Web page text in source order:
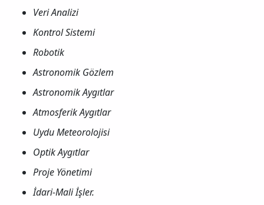
Veri Analizi
Kontrol Sistemi
Robotik
Astronomik Gözlem
Astronomik Aygıtlar
Atmosferik Aygıtlar
Uydu Meteorolojisi
Optik Aygıtlar
Proje Yönetimi
İdari-Mali İşler.